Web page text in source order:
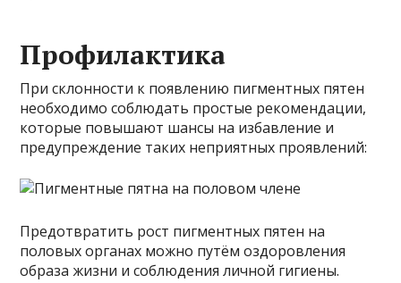
Профилактика
При склонности к появлению пигментных пятен
необходимо соблюдать простые рекомендации,
которые повышают шансы на избавление и
предупреждение таких неприятных проявлений:
Предотвратить рост пигментных пятен на
половых органах можно путём оздоровления
образа жизни и соблюдения личной гигиены.